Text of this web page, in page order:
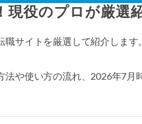
役のプロが厳選
サイトを厳選して紹介します
や使い方の流れ、2026年7月